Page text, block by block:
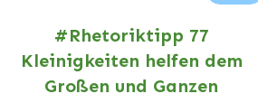
#Rhetoriktipp 77
Kleinigkeiten helfen dem
Großen und Ganzen